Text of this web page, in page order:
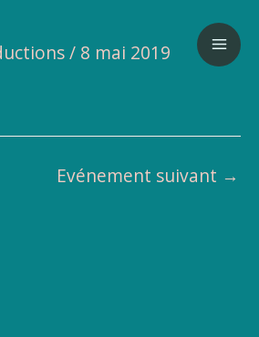
/ 8 mai 2019
Evénement suivant →